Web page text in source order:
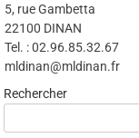
5, rue Gambetta
22100 DINAN
Tel. : 02.96.85.32.67
mldinan@mldinan.fr
Rechercher